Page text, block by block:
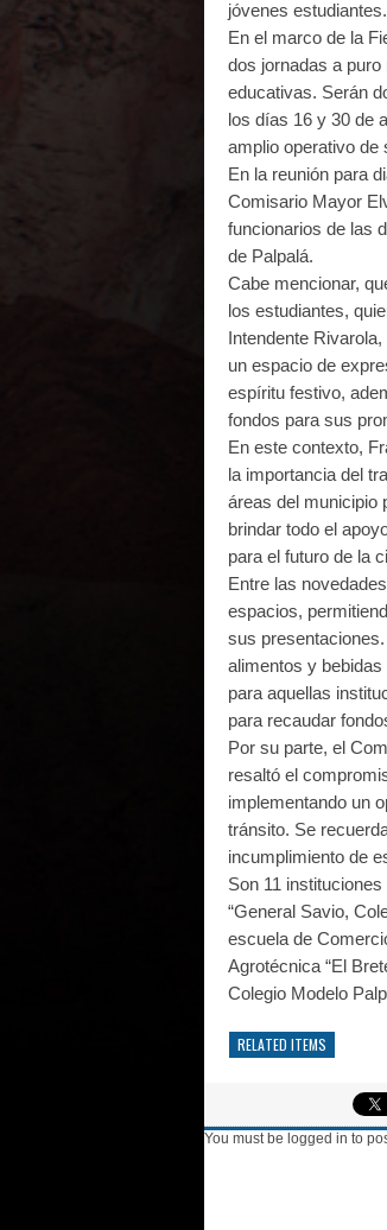
jóvenes estudiantes.
En el marco de la
dos jornadas a
educativas. Serán
los días 16 y 30 de
amplio operativo de
En la reunión para
Comisario Mayor
funcionarios de las
de Palpalá.
Cabe mencionar,
los estudiantes,
Intendente
un espacio de
espíritu festivo,
fondos para sus
En este contexto,
la importancia del
áreas del municipio
brindar todo el
para el futuro de la
Entre las
espacios,
sus
alimentos y
para aquellas
para recaudar
Por su parte, el
resaltó el
implementando un
tránsito. Se
incumplimiento de
Son 11
“General Savio,
escuela de
Agrotécnica “El
Colegio Modelo
RELATED ITEMS
You must be logged in to